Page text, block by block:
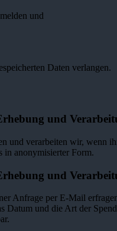
und
Daten verlangen.
und
und verarbeiten wir,
in anonymisierter Form.
und
Anfrage per E-Mail
Datum und die Art der